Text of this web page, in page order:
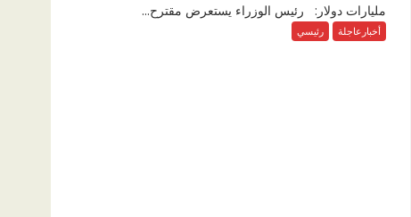
مليارات دولار: رئيس الوزراء يستعرض مقترح...
أخبارعاجلة رئيسي